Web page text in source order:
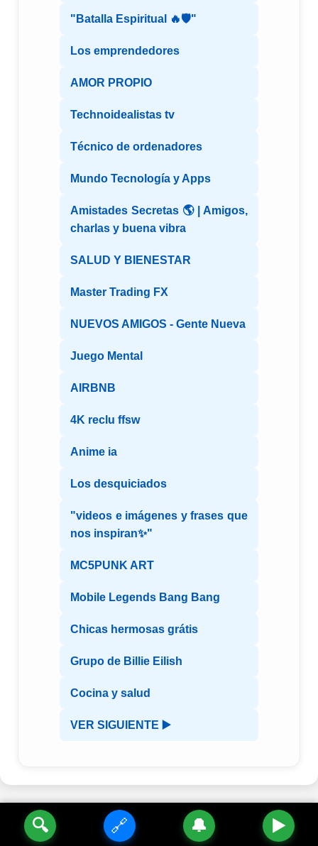
"Batalla Espiritual 🔥🛡️"
Los emprendedores
AMOR PROPIO
Technoidealistas tv
Técnico de ordenadores
Mundo Tecnología y Apps
Amistades Secretas 🌎 | Amigos,
charlas y buena vibra
SALUD Y BIENESTAR
Master Trading FX
NUEVOS AMIGOS - Gente Nueva
Juego Mental
AIRBNB
4K reclu ffsw
Anime ia
Los desquiciados
"videos e imágenes y frases que
nos inspiran✨"
MC5PUNK ART
Mobile Legends Bang Bang
Chicas hermosas grátis
Grupo de Billie Eilish
Cocina y salud
VER SIGUIENTE ▶️
🔍 🔗 🔔 ▶️